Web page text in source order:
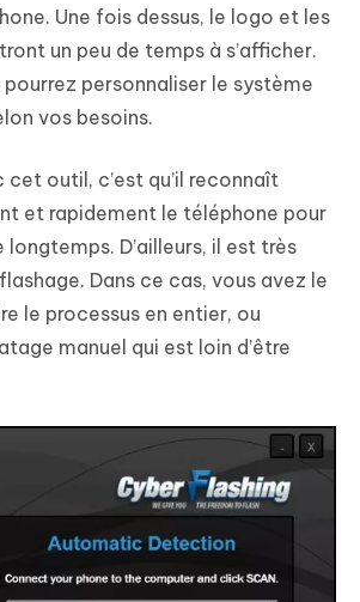
Une fois dessus, le logo et les
un peu de temps à s’afficher.
pourrez personnaliser le système
vos besoins.
cet outil, c’est qu’il reconnaît
et rapidement le téléphone pour
longtemps. D’ailleurs, il est très
Dans ce cas, vous avez le
le processus en entier, ou
manuel qui est loin d’être